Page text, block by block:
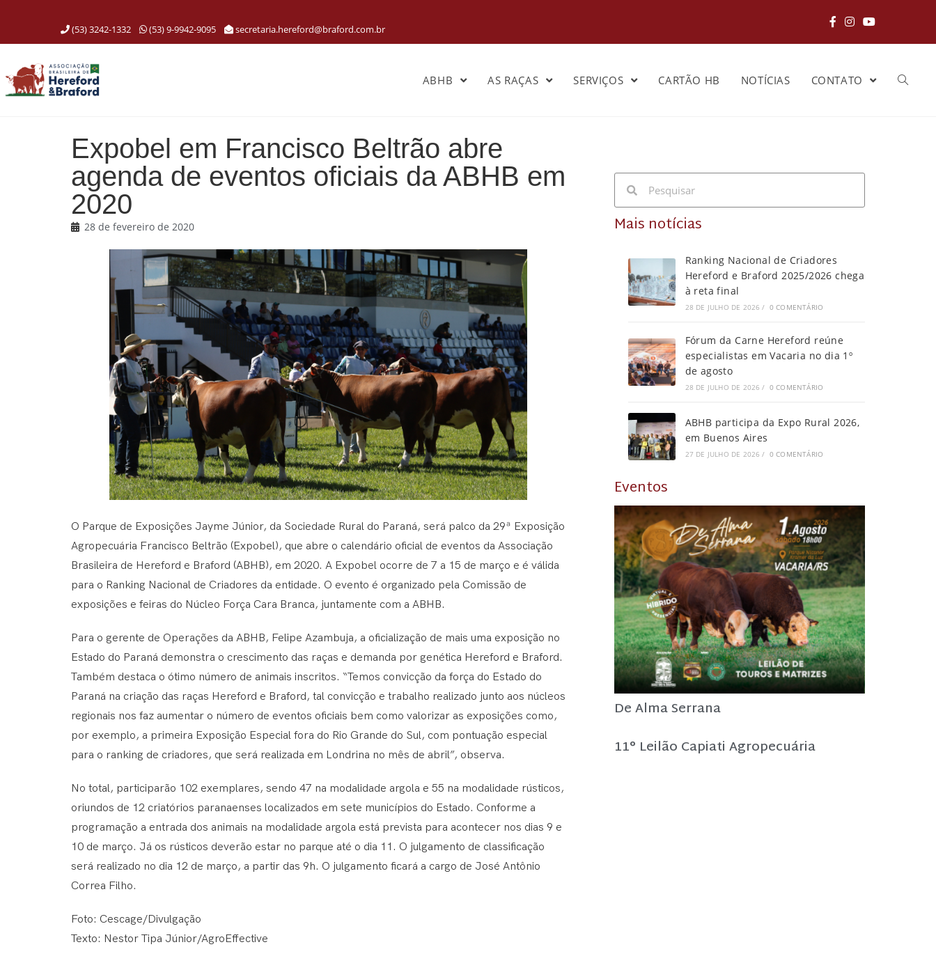
(53) 3242-1332 (53) 9-9942-9095 secretaria.hereford@braford.com.br
ABHB AS RAÇAS SERVIÇOS CARTÃO HB NOTÍCIAS CONTATO
Expobel em Francisco Beltrão abre
agenda de eventos oficiais da ABHB em
2020
28 de fevereiro de 2020
O Parque de Exposições Jayme Júnior, da Sociedade Rural do Paraná, será palco da 29ª Exposição
Agropecuária Francisco Beltrão (Expobel), que abre o calendário oficial de eventos da Associação
Brasileira de Hereford e Braford (ABHB), em 2020. A Expobel ocorre de 7 a 15 de março e é válida
para o Ranking Nacional de Criadores da entidade. O evento é organizado pela Comissão de
exposições e feiras do Núcleo Força Cara Branca, juntamente com a ABHB.
Para o gerente de Operações da ABHB, Felipe Azambuja, a oficialização de mais uma exposição no
Estado do Paraná demonstra o crescimento das raças e demanda por genética Hereford e Braford.
Também destaca o ótimo número de animais inscritos. “Temos convicção da força do Estado do
Paraná na criação das raças Hereford e Braford, tal convicção e trabalho realizado junto aos núcleos
regionais nos faz aumentar o número de eventos oficiais bem como valorizar as exposições como,
por exemplo, a primeira Exposição Especial fora do Rio Grande do Sul, com pontuação especial
para o ranking de criadores, que será realizada em Londrina no mês de abril”, observa.
No total, participarão 102 exemplares, sendo 47 na modalidade argola e 55 na modalidade rústicos,
oriundos de 12 criatórios paranaenses localizados em sete municípios do Estado. Conforme a
programação a entrada dos animais na modalidade argola está prevista para acontecer nos dias 9 e
10 de março. Já os rústicos deverão estar no parque até o dia 11. O julgamento de classificação
será realizado no dia 12 de março, a partir das 9h. O julgamento ficará a cargo de José Antônio
Correa Filho.
Foto: Cescage/Divulgação
Texto: Nestor Tipa Júnior/AgroEffective
Mais notícias
Ranking Nacional de Criadores
Hereford e Braford 2025/2026 chega
à reta final
28 DE JULHO DE 2026 / 0 COMENTÁRIO
Fórum da Carne Hereford reúne
especialistas em Vacaria no dia 1º
de agosto
28 DE JULHO DE 2026 / 0 COMENTÁRIO
ABHB participa da Expo Rural 2026,
em Buenos Aires
27 DE JULHO DE 2026 / 0 COMENTÁRIO
Eventos
De Alma Serrana
11° Leilão Capiati Agropecuária